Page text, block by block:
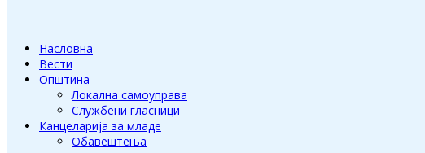
Насловна
Вести
Општина
Локална самоуправа
Службени гласници
Канцеларија за младе
Обавештења